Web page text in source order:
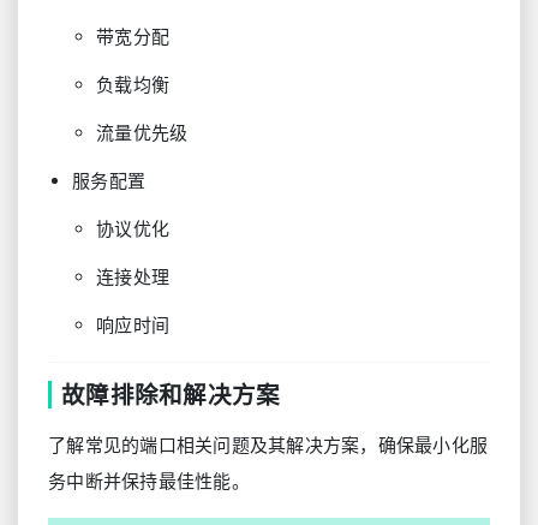
带宽分配
负载均衡
流量优先级
服务配置
协议优化
连接处理
响应时间
故障排除和解决方案
了解常见的端口相关问题及其解决方案，确保最小化服
务中断并保持最佳性能。